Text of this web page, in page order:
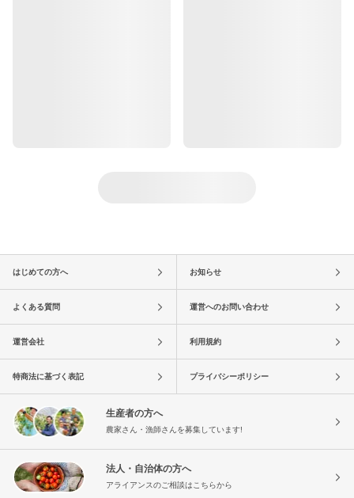
はじめての方へ お知らせ
よくある質問 運営へのお問い合わせ
運営会社 利用規約
特商法に基づく表記 プライバシーポリシー
生産者の方へ
農家さん・漁師さんを募集しています!
法人・自治体の方へ
アライアンスのご相談はこちらから